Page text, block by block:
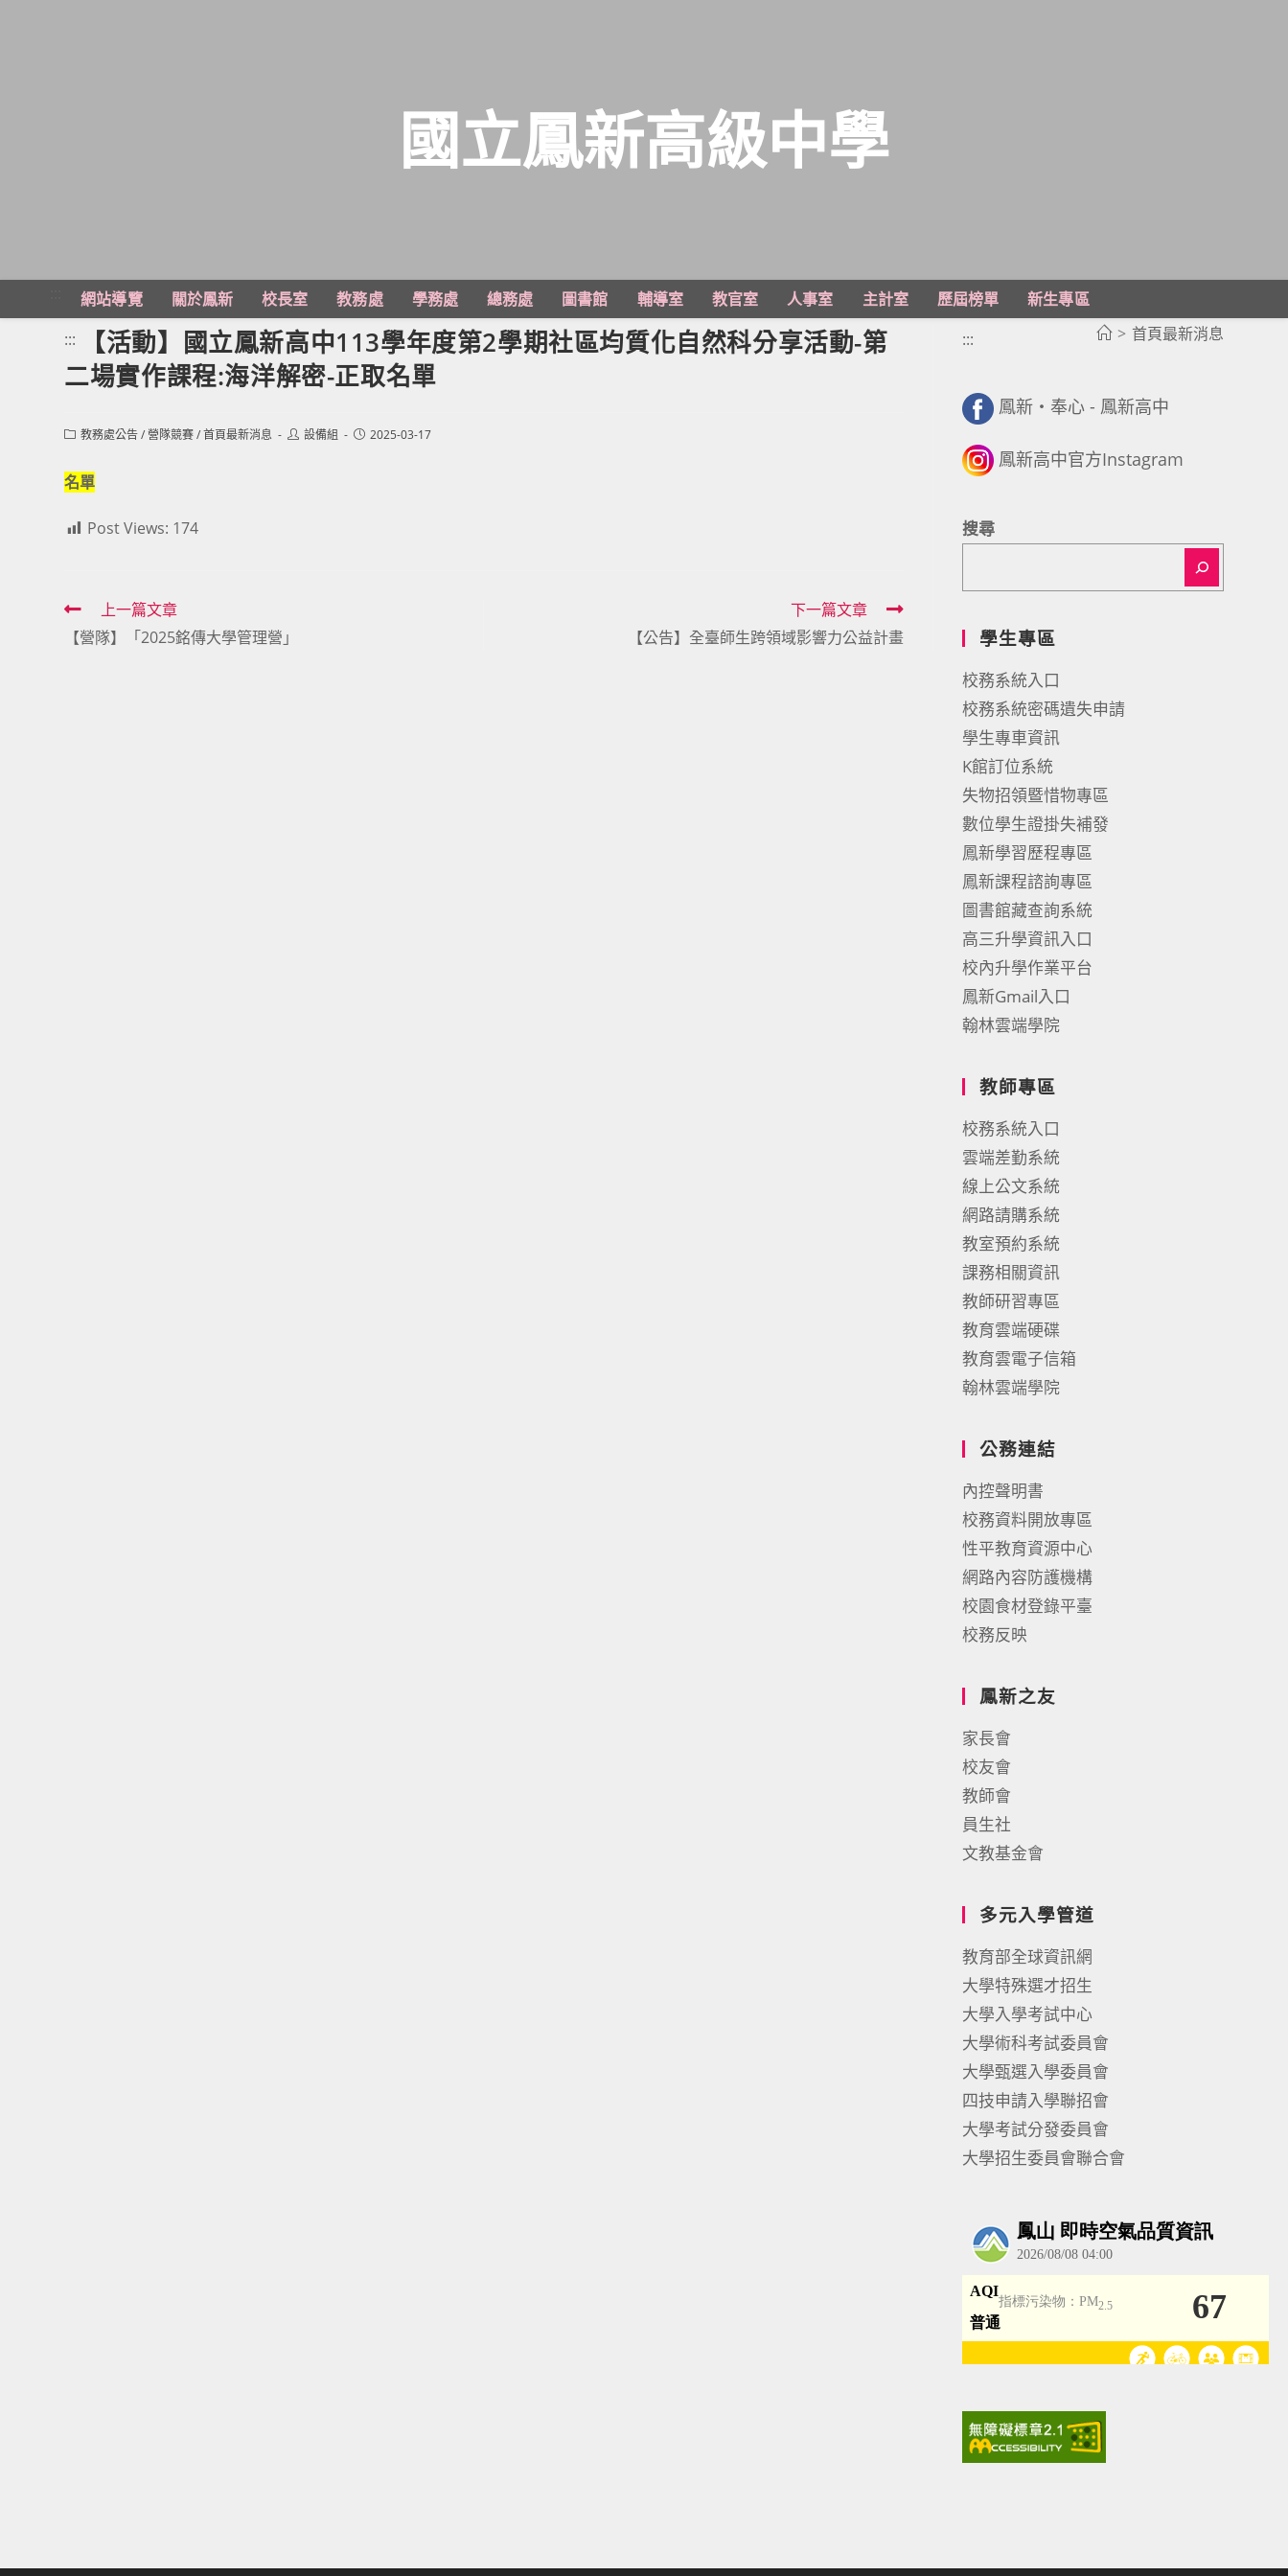
主
國立鳳新高級中學
網站導覽 關於鳳新 校長室 教務處 學務處 總務處 圖書館 輔導室 教官室 人事室 主計室 歷屆榜單
新生專區
> 首頁最新消息
:::
【活動】國立鳳新高中113學年度第2學期社區均質化自然科分享活動-第
二場實作課程:海洋解密-正取名單
Post教務處公告/營隊競賽/首頁最新消息
Post設備組
Post2025-03-17
名單
Post Views: 174
Read
more
上一篇文章
【營隊】「2025銘傳大學管理營」
下一篇文章
【公告】全臺師生跨領域影響力公益計畫
:::
鳳新・奉心 - 鳳新高中
鳳新高中官方Instagram
搜尋
學生專區
校務系統入口
校務系統密碼遺失申請
學生專車資訊
K館訂位系統
失物招領暨惜物專區
數位學生證掛失補發
鳳新學習歷程專區
鳳新課程諮詢專區
圖書館藏查詢系統
高三升學資訊入口
校內升學作業平台
鳳新Gmail入口
翰林雲端學院
教師專區
校務系統入口
雲端差勤系統
線上公文系統
網路請購系統
教室預約系統
課務相關資訊
教師研習專區
教育雲端硬碟
教育雲電子信箱
翰林雲端學院
公務連結
內控聲明書
校務資料開放專區
性平教育資源中心
網路內容防護機構
校園食材登錄平臺
校務反映
鳳新之友
家長會
校友會
教師會
員生社
文教基金會
多元入學管道
教育部全球資訊網
大學特殊選才招生
大學入學考試中心
大學術科考試委員會
大學甄選入學委員會
四技申請入學聯招會
大學考試分發委員會
大學招生委員會聯合會